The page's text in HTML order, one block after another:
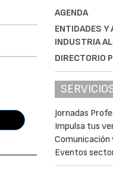
AGENDA
ENTIDADES Y
INDUSTRIA
DIRECTORIO
Jornadas
Impulsa tus
Eventos